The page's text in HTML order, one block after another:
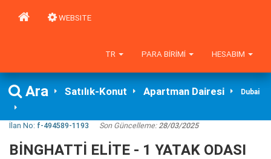
WEBSITE
HESABIM
PARA BIRIMI
TR
Ara Satılık-Konut Apartman Dairesi Dubai
İlan No: f-494589-1193 Son Güncelleme:28/03/2025
BINGHATTI ELITE - 1 YATAK ODASI